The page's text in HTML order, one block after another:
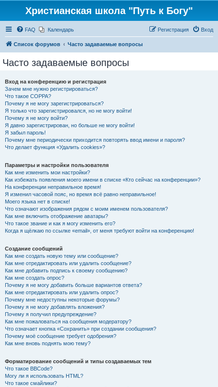
Христианская школа "Путь к Богу"
FAQ Календарь Вход
Регистрация
Список форумов Часто задаваемые вопросы
Часто задаваемые вопросы
Вход на конференцию и регистрация
Зачем мне нужно регистрироваться?
Что такое COPPA?
Почему я не могу зарегистрироваться?
Я только что зарегистрировался, но не могу войти!
Почему я не могу войти?
Я давно зарегистрирован, но больше не могу войти!
Я забыл пароль!
Почему мне периодически приходится повторять ввод имени и пароля?
Что делает функция «Удалить cookies»?
Параметры и настройки пользователя
Как мне изменить мои настройки?
Как избежать появления моего имени в списке «Кто сейчас на конференции»?
На конференции неправильное время!
Я изменил часовой пояс, но время всё равно неправильное!
Моего языка нет в списке!
Что означают изображения рядом с моим именем пользователя?
Как мне включить отображение аватары?
Что такое звание и как я могу изменить его?
Когда я щёлкаю по ссылке «email», от меня требуют войти на конференцию!
Создание сообщений
Как мне создать новую тему или сообщение?
Как мне отредактировать или удалить сообщение?
Как мне добавить подпись к своему сообщению?
Как мне создать опрос?
Почему я не могу добавить больше вариантов ответа?
Как мне отредактировать или удалить опрос?
Почему мне недоступны некоторые форумы?
Почему я не могу добавлять вложения?
Почему я получил предупреждение?
Как мне пожаловаться на сообщения модератору?
Что означает кнопка «Сохранить» при создании сообщения?
Почему моё сообщение требует одобрения?
Как мне вновь поднять мою тему?
Форматирование сообщений и типы создаваемых тем
Что такое BBCode?
Могу ли я использовать HTML?
Что такое смайлики?